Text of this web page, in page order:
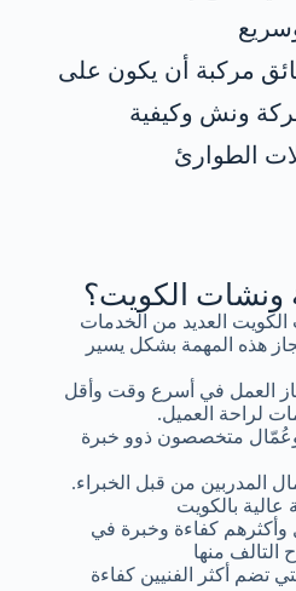
مركبة أن يكون على
ونش وكيفية
الطوارئ
ونشات الكويت؟
العديد من الخدمات
هذه المهمة بشكل يسير
العمل في أسرع وقت وأقل
لراحة العميل.
وعُمّال متخصصون ذوو خبرة
المدربين من قبل الخبراء.
بالكويت
وأكثرهم كفاءة وخبرة في
منها
تضم أكثر الفنيين كفاءة